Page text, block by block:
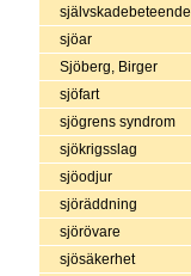
självskadebeteende
sjöar
Sjöberg, Birger
sjöfart
sjögrens syndrom
sjökrigsslag
sjöodjur
sjöräddning
sjörövare
sjösäkerhet